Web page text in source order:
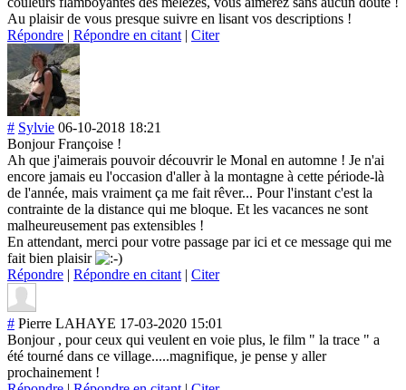
Au plaisir de vous presque suivre en lisant vos descriptions !
Répondre | Répondre en citant | Citer
# Sylvie 06-10-2018 18:21
Bonjour Françoise !
Ah que j'aimerais pouvoir découvrir le Monal en automne ! Je n'ai
encore jamais eu l'occasion d'aller à la montagne à cette période-là
de l'année, mais vraiment ça me fait rêver... Pour l'instant c'est la
contrainte de la distance qui me bloque. Et les vacances ne sont
malheureusement pas extensibles !
En attendant, merci pour votre passage par ici et ce message qui me
fait bien plaisir
Répondre | Répondre en citant | Citer
# Pierre LAHAYE 17-03-2020 15:01
Bonjour , pour ceux qui veulent en voie plus, le film " la trace " a
été tourné dans ce village.....magnifique, je pense y aller
prochainement !